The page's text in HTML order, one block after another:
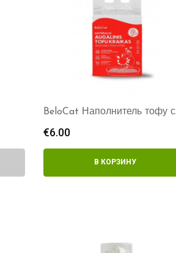
BeloCat Наполнитель тофу с
€6.00
В КОРЗИНУ